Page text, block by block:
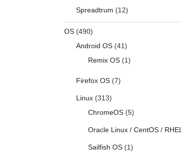
Spreadtrum (12)
OS(490)
Android OS(41)
Remix OS(1)
Firefox OS(7)
Linux(313)
ChromeOS(5)
Oracle Linux / CentOS / RHEL
Sailfish OS(1)